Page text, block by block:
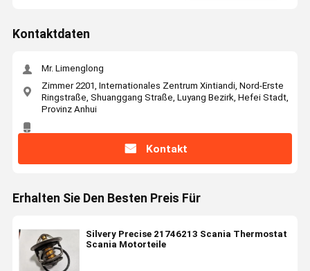
Kontaktdaten
Mr. Limenglong
Zimmer 2201, Internationales Zentrum Xintiandi, Nord-Erste
Ringstraße, Shuanggang Straße, Luyang Bezirk, Hefei Stadt,
Provinz Anhui
Kontakt
Erhalten Sie Den Besten Preis Für
Silvery Precise 21746213 Scania Thermostat
Scania Motorteile